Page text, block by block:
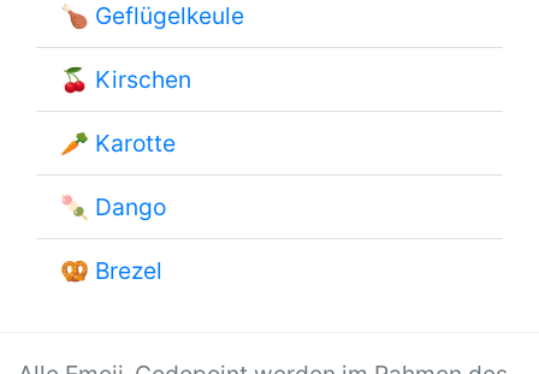
🍗 Geflügelkeule
🍒 Kirschen
🥕 Karotte
🍡 Dango
🥨 Brezel